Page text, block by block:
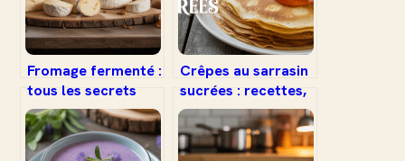
Fromage fermenté :
tous les secrets
d’un
incontournable de
la gastronomie
Crêpes au sarrasin
sucrées : recettes,
astuces et saveurs
originales